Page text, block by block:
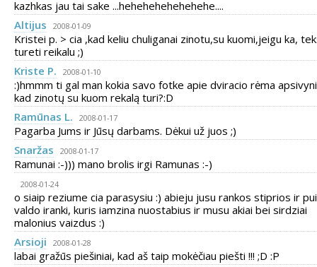
kazhkas jau tai sake ...hehehehehehehehe....
Altijus
2008-01-09
Kristei p. > cia ,kad keliu chuliganai zinotu,su kuomi,jeigu ka,
tureti reikalu ;)
Kriste P.
2008-01-10
:)hmmm ti gal man kokia savo fotke apie dviracio rėma
kad zinotų su kuom rekalą turi?:D
Ramūnas L.
2008-01-17
Pagarba Jums ir Jūsų darbams. Dėkui už juos ;)
Snaržas
2008-01-17
Ramunai :-))) mano brolis irgi Ramunas :-)
2008-01-24
o siaip reziume cia parasysiu :) abieju jusu rankos stiprios ir
valdo iranki, kuris iamzina nuostabius ir musu akiai bei sirdziai
malonius vaizdus :)
Arsioji
2008-01-28
labai gražūs piešiniai, kad aš taip mokėčiau piešti !!! ;D :P